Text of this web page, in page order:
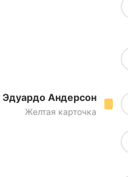
Эдуардо Андерсон
Желтая карточка